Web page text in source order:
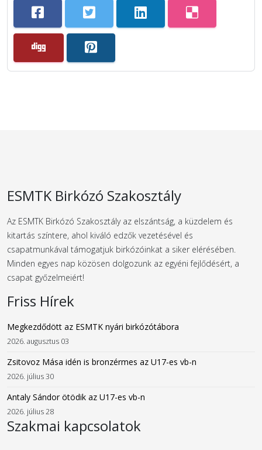
ESMTK Birkózó Szakosztály
Az ESMTK Birkózó Szakosztály az elszántság, a küzdelem és
kitartás színtere, ahol kiváló edzők vezetésével és
csapatmunkával támogatjuk birkózóinkat a siker elérésében.
Minden egyes nap közösen dolgozunk az egyéni fejlődésért, a
csapat győzelmeiért!
Friss Hírek
Megkezdődött az ESMTK nyári birkózótábora
2026. augusztus 03
Zsitovoz Mása idén is bronzérmes az U17-es vb-n
2026. július 30
Antaly Sándor ötödik az U17-es vb-n
2026. július 28
Szakmai kapcsolatok